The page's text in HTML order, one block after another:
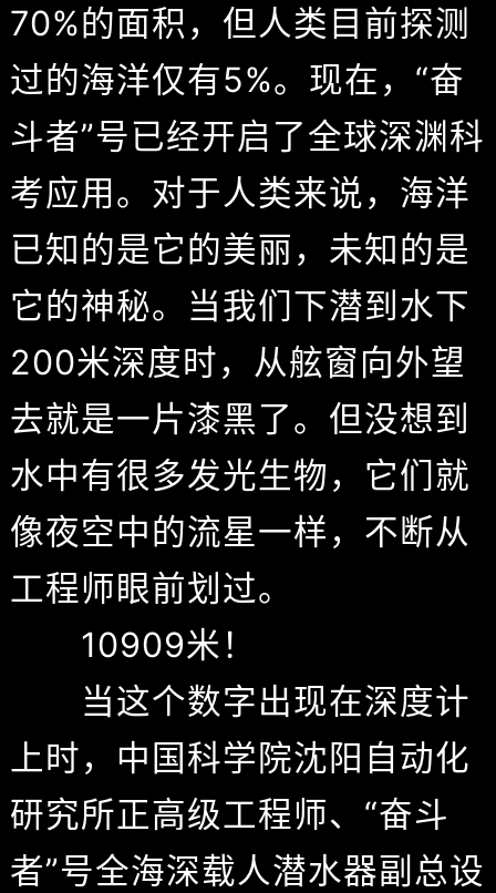
70%的面积，但人类目前探测
过的海洋仅有5%。现在，“奋
斗者”号已经开启了全球深渊科
考应用。对于人类来说，海洋
已知的是它的美丽，未知的是
它的神秘。当我们下潜到水下
200米深度时，从舷窗向外望
去就是一片漆黑了。但没想到
水中有很多发光生物，它们就
像夜空中的流星一样，不断从
工程师眼前划过。
10909米！
当这个数字出现在深度计
上时，中国科学院沈阳自动化
研究所正高级工程师、“奋斗
者”号全海深载人潜水器副总设